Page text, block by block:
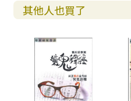
其他人也買了